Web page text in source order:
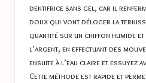
dentifrice sans gel, car il
doux qui vont déloger la
quantité sur un chiffon humide
l’argent, en effectuant des
ensuite à l’eau claire et essuyez
Cette méthode est rapide et